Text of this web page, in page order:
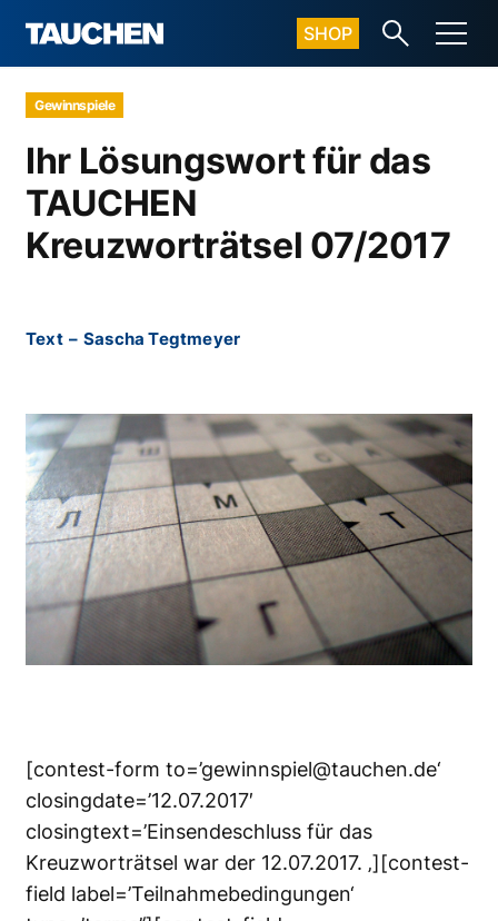
SHOP
Gewinnspiele
Ihr Lösungswort für das
TAUCHEN
Kreuzworträtsel 07/2017
Text – Sascha Tegtmeyer
[contest-form to=’gewinnspiel@tauchen.de‘
closingdate=’12.07.2017′
closingtext=’Einsendeschluss für das
Kreuzworträtsel war der 12.07.2017. ‚][contest-
field label=’Teilnahmebedingungen‘